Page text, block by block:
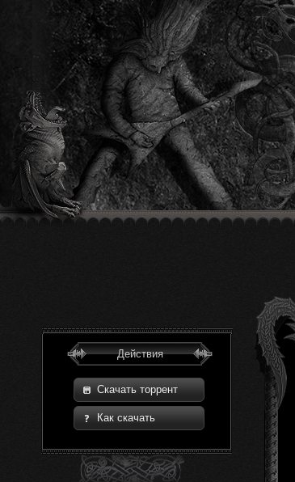
Действия
Скачать торрент
Как скачать